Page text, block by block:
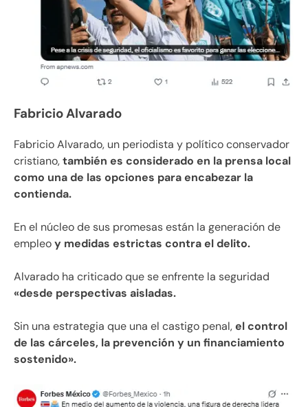
Fabricio Alvarado
Fabricio Alvarado, un periodista y político conservador
cristiano,también es considerado en la prensa local
como una de las opciones para encabezar la
contienda.
En el núcleo de sus promesas están la generación de
empleoy medidas estrictas contra el delito.
Alvarado ha criticado que se enfrente la seguridad
«desde perspectivas aisladas.
Sin una estrategia que una el castigo penal,el control
de las cárceles, la prevención y un financiamiento
sostenido».